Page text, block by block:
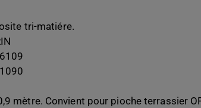
tri-matiére.
mètre. Convient pour pioche terrassier